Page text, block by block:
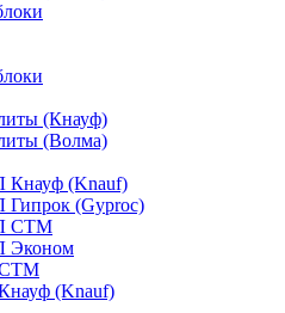
(Кнауф)
(Волма)
Кнауф (Knauf)
(Gyproc)
СТМ
Эконом
СТМ
(Knauf)